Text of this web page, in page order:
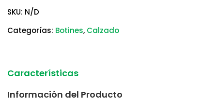
SKU: N/D
Categorías: Botines, Calzado
Características
Información del Producto